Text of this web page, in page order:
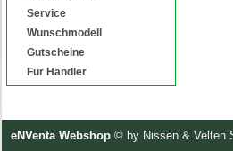
Service
Wunschmodell
Gutscheine
Für Händler
eNVenta Webshop © by Nissen & Velten